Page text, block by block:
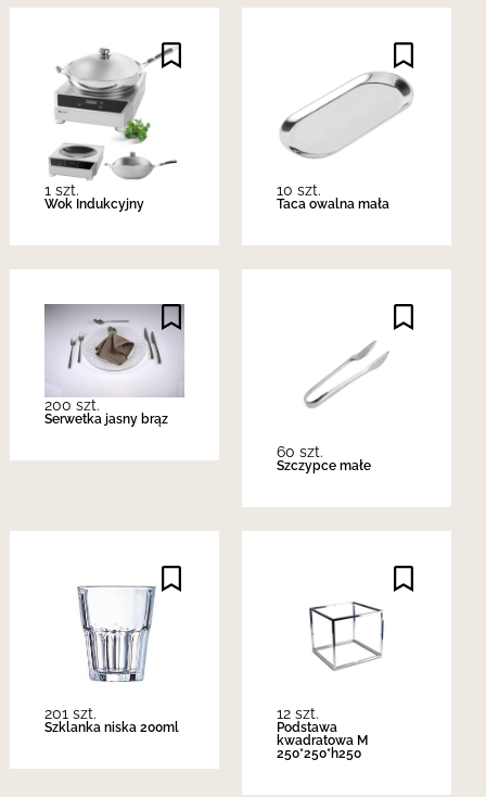
1 szt.
Wok Indukcyjny
10 szt.
Taca owalna mała
200 szt.
Serwetka jasny brąz
60 szt.
Szczypce małe
201 szt.
Szklanka niska 200ml
12 szt.
Podstawa
kwadratowa M
250*250*h250